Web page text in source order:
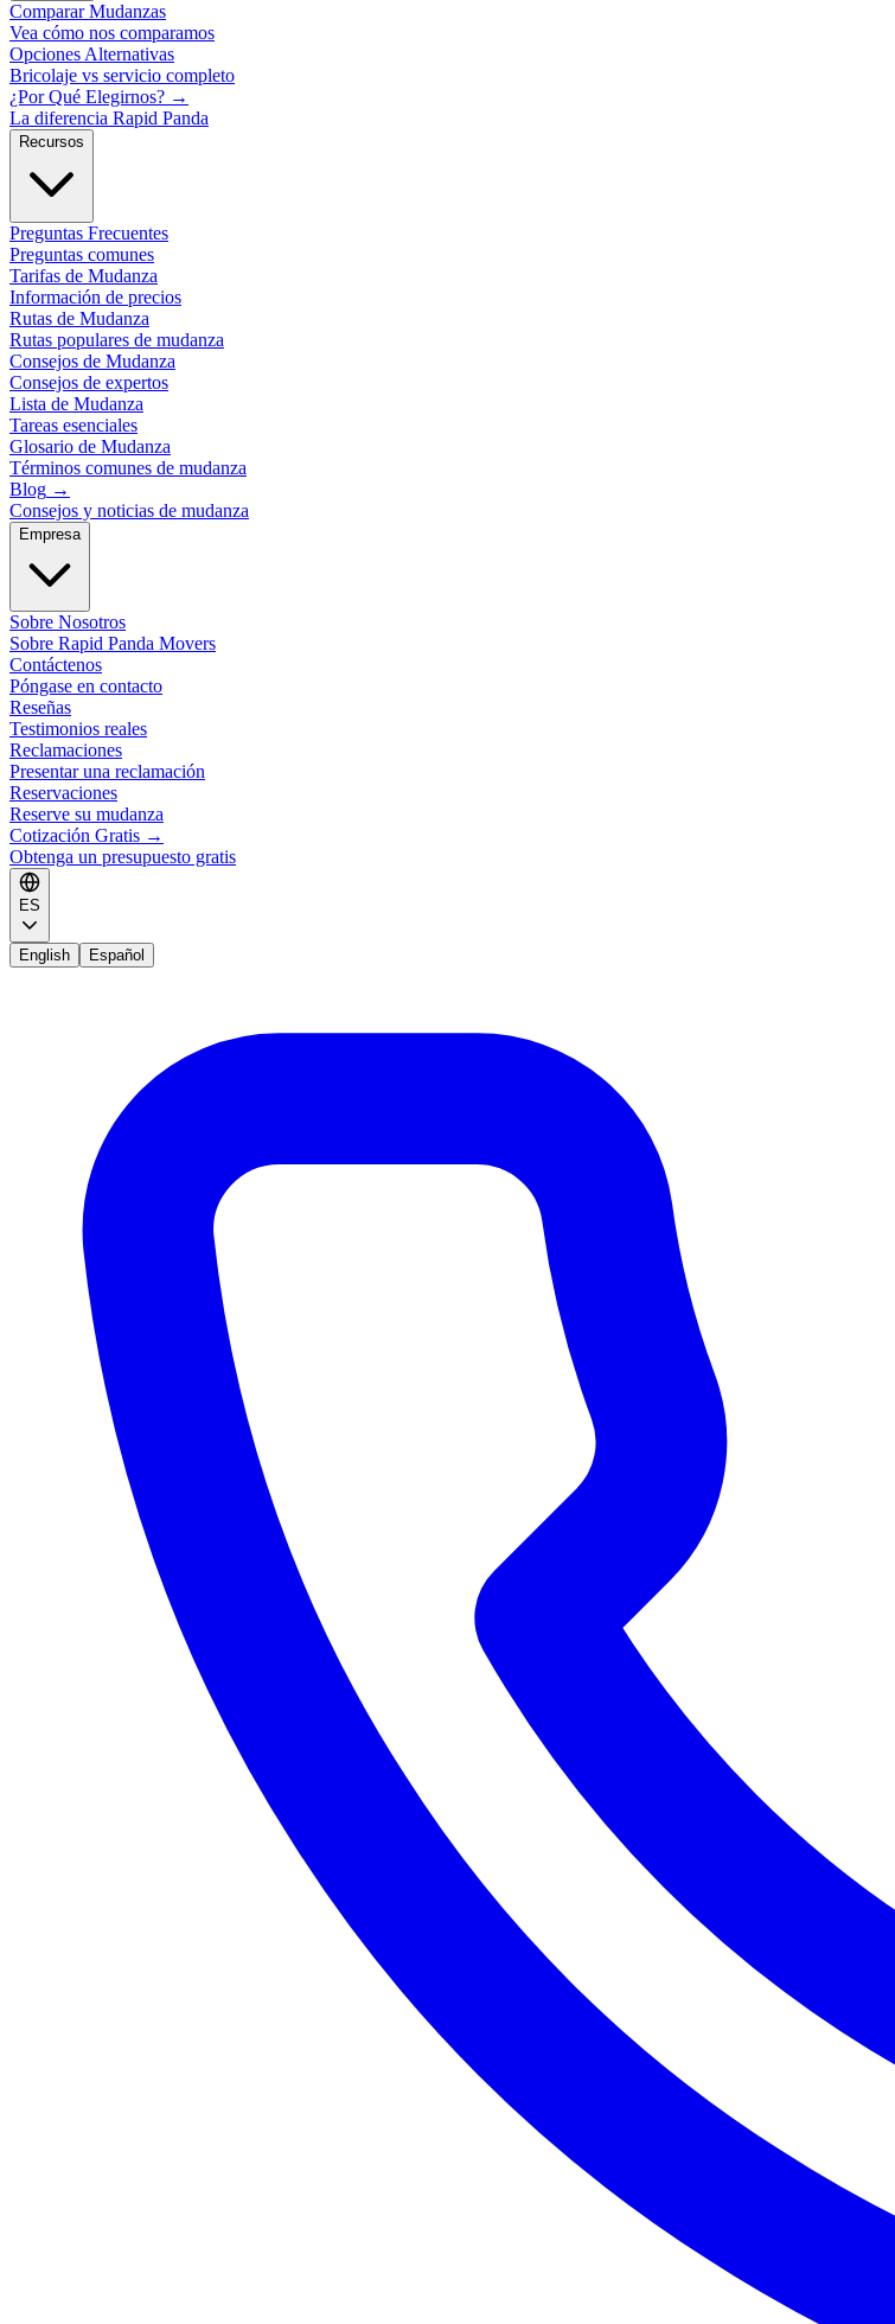
Comparar Mudanzas
Vea cómo nos comparamos
Opciones Alternativas
Bricolaje vs servicio completo
¿Por Qué Elegirnos? →
La diferencia Rapid Panda
Recursos
Preguntas Frecuentes
Preguntas comunes
Tarifas de Mudanza
Información de precios
Rutas de Mudanza
Rutas populares de mudanza
Consejos de Mudanza
Consejos de expertos
Lista de Mudanza
Tareas esenciales
Glosario de Mudanza
Términos comunes de mudanza
Blog →
Consejos y noticias de mudanza
Empresa
Sobre Nosotros
Sobre Rapid Panda Movers
Contáctenos
Póngase en contacto
Reseñas
Testimonios reales
Reclamaciones
Presentar una reclamación
Reservaciones
Reserve su mudanza
Cotización Gratis →
Obtenga un presupuesto gratis
ES
English Español